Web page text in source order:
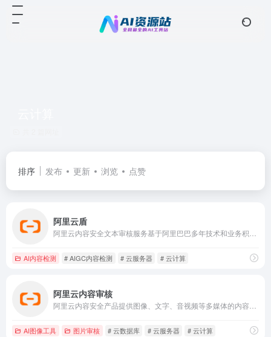
排序 发布 更新 浏览 点赞
阿里云盾
AI内容检测 # AIGC内容检测 # 云服务器 # 云计算
阿里云内容审核
AI图像工具 图片审核 # 云数据库 # 云服务器 # 云计算